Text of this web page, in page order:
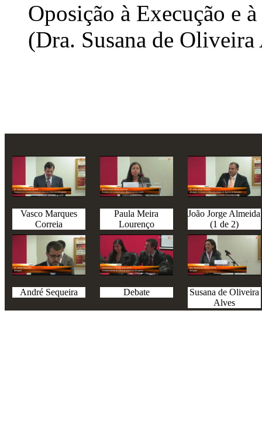
Oposição à Execução e
(Dra. Susana de
Vasco Marques
Correia
Paula Meira
Lourenço
João Jorge Almeida
(1 de 2)
André Sequeira Debate
Susana de Oliveira
Alves